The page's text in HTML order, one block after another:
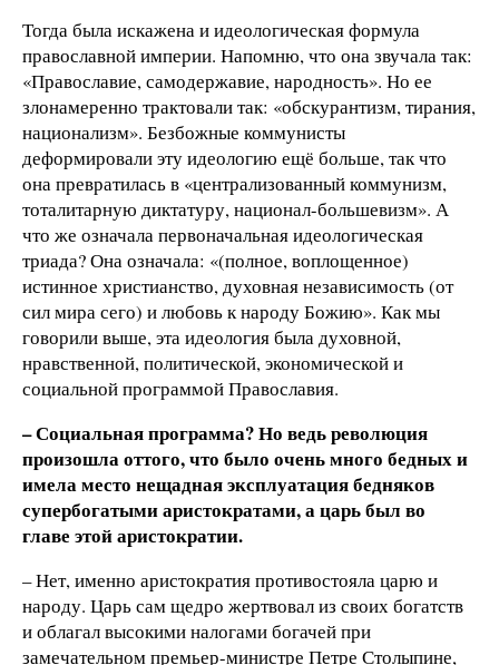
Тогда была искажена и идеологическая формула
православной империи. Напомню, что она звучала так:
«Православие, самодержавие, народность». Но ее
злонамеренно трактовали так: «обскурантизм, тирания,
национализм». Безбожные коммунисты
деформировали эту идеологию ещё больше, так что
она превратилась в «централизованный коммунизм,
тоталитарную диктатуру, национал-большевизм». А
что же означала первоначальная идеологическая
триада? Она означала: «(полное, воплощенное)
истинное христианство, духовная независимость (от
сил мира сего) и любовь к народу Божию». Как мы
говорили выше, эта идеология была духовной,
нравственной, политической, экономической и
социальной программой Православия.
– Социальная программа? Но ведь революция
произошла оттого, что было очень много бедных и
имела место нещадная эксплуатация бедняков
супербогатыми аристократами, а царь был во
главе этой аристократии.
– Нет, именно аристократия противостояла царю и
народу. Царь сам щедро жертвовал из своих богатств
и облагал высокими налогами богачей при
замечательном премьер-министре Петре Столыпине,